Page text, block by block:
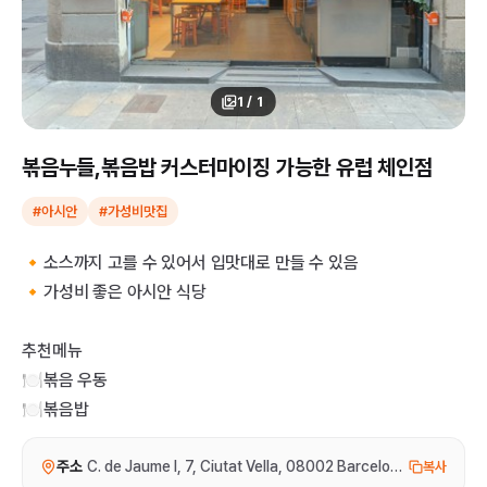
1 / 1
볶음누들,볶음밥 커스터마이징 가능한 유럽 체인점
#아시안 #가성비맛집
🔸소스까지 고를 수 있어서 입맛대로 만들 수 있음
🔸가성비 좋은 아시안 식당
추천메뉴
🍽️볶음 우동
🍽️볶음밥
주소 C. de Jaume I, 7, Ciutat Vella, 08002 Barcelona, 스페인
복사